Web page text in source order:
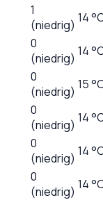
1
(niedrig) 14
0
(niedrig) 14
0
(niedrig) 15
0
(niedrig) 14
0
(niedrig) 14
0
(niedrig) 14